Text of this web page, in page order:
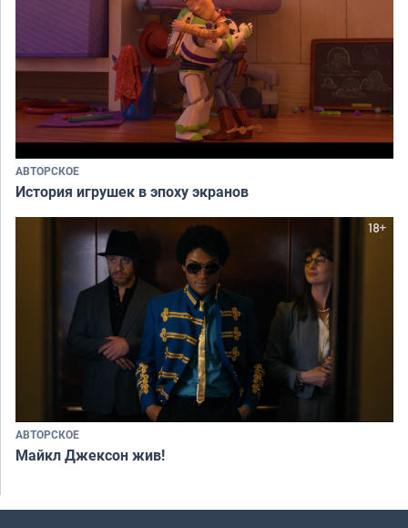
АВТОРСКОЕ
История игрушек в эпоху экранов
АВТОРСКОЕ
Майкл Джексон жив!